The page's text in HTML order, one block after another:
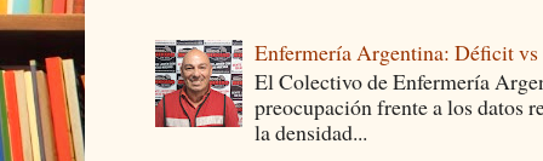
Enfermería Argentina: Déficit
El Colectivo de Enfermería
preocupación frente a los datos
la densidad...